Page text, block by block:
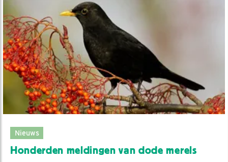
Nieuws
Honderden meldingen van dode merels